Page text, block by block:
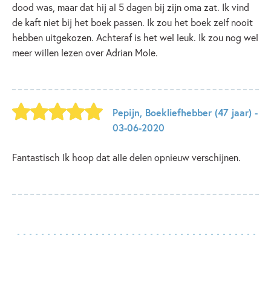
dood was, maar dat hij al 5 dagen bij zijn oma zat. Ik vind
de kaft niet bij het boek passen. Ik zou het boek zelf nooit
hebben uitgekozen. Achteraf is het wel leuk. Ik zou nog wel
meer willen lezen over Adrian Mole.
Pepijn, Boekliefhebber (47 jaar) -
03-06-2020
Fantastisch Ik hoop dat alle delen opnieuw verschijnen.